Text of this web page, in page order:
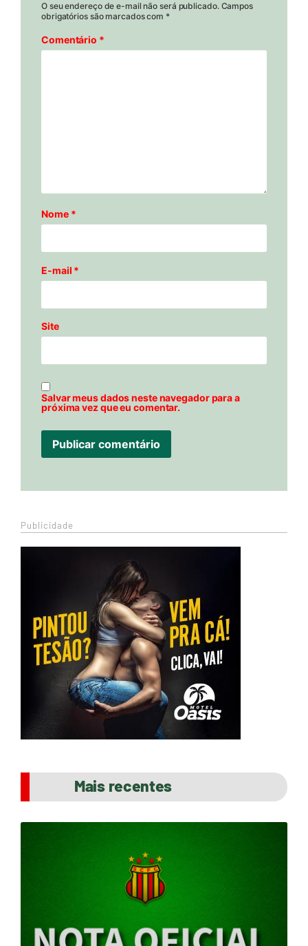
O seu endereço de e-mail não será publicado. Campos
obrigatórios são marcados com *
Comentário *
Nome *
E-mail *
Site
Salvar meus dados neste navegador para a
próxima vez que eu comentar.
Publicidade
Mais recentes